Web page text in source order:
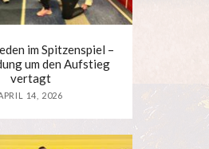
im Spitzenspiel –
um den Aufstieg
vertagt
14, 2026